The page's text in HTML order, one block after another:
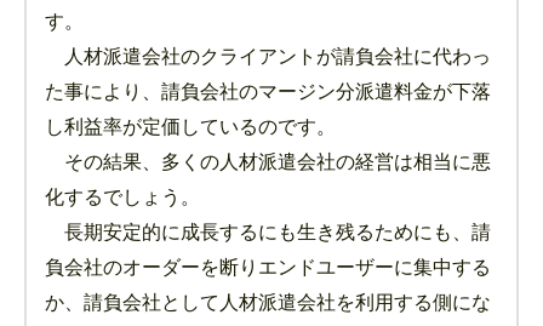
す。
人材派遣会社のクライアントが請負会社に代わっ
た事により、請負会社のマージン分派遣料金が下落
し利益率が定価しているのです。
その結果、多くの人材派遣会社の経営は相当に悪
化するでしょう。
長期安定的に成長するにも生き残るためにも、請
負会社のオーダーを断りエンドユーザーに集中する
か、請負会社として人材派遣会社を利用する側にな